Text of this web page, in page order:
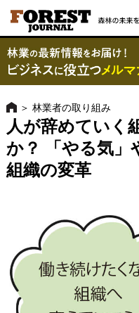
＞ 林業者の取り組み
人が辞めていく
か？ 「やる気」
組織の変革